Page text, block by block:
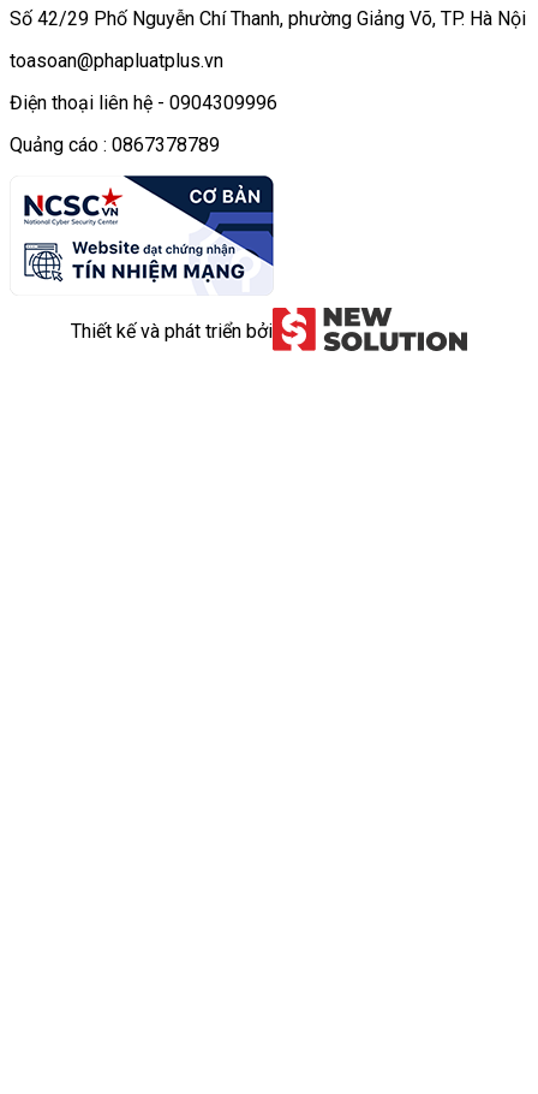
Số 42/29 Phố Nguyễn Chí Thanh, phường Giảng Võ, TP. Hà Nội
toasoan@phapluatplus.vn
Điện thoại liên hệ - 0904309996
Quảng cáo : 0867378789
Thiết kế và phát triển bởi